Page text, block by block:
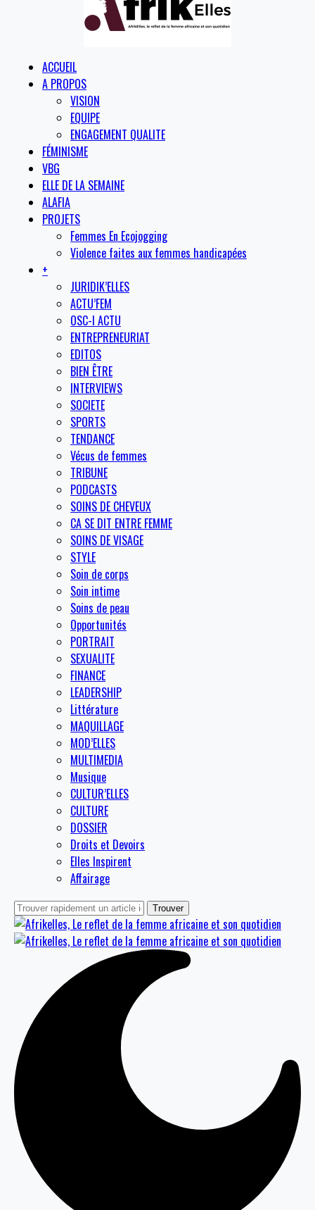
ACCUEIL
A PROPOS
VISION
EQUIPE
ENGAGEMENT QUALITE
FÉMINISME
VBG
ELLE DE LA SEMAINE
ALAFIA
PROJETS
Femmes En Ecojogging
Violence faites aux femmes handicapées
+
JURIDIK’ELLES
ACTU’FEM
OSC-I ACTU
ENTREPRENEURIAT
EDITOS
BIEN ÊTRE
INTERVIEWS
SOCIETE
SPORTS
TENDANCE
Vécus de femmes
TRIBUNE
PODCASTS
SOINS DE CHEVEUX
CA SE DIT ENTRE FEMME
SOINS DE VISAGE
STYLE
Soin de corps
Soin intime
Soins de peau
Opportunités
PORTRAIT
SEXUALITE
FINANCE
LEADERSHIP
Littérature
MAQUILLAGE
MOD’ELLES
MULTIMEDIA
Musique
CULTUR’ELLES
CULTURE
DOSSIER
Droits et Devoirs
Elles Inspirent
Affairage